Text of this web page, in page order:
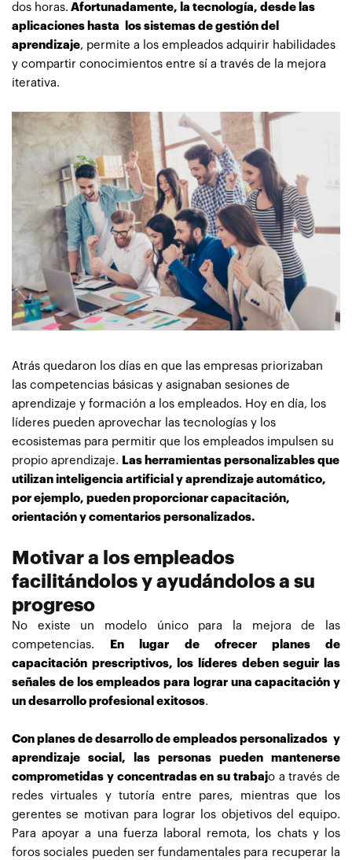
dos horas. Afortunadamente, la tecnología, desde las
aplicaciones hasta los sistemas de gestión del
aprendizaje, permite a los empleados adquirir habilidades
y compartir conocimientos entre sí a través de la mejora
iterativa.
Atrás quedaron los días en que las empresas priorizaban
las competencias básicas y asignaban sesiones de
aprendizaje y formación a los empleados. Hoy en día, los
líderes pueden aprovechar las tecnologías y los
ecosistemas para permitir que los empleados impulsen su
propio aprendizaje. Las herramientas personalizables que
utilizan inteligencia artificial y aprendizaje automático,
por ejemplo, pueden proporcionar capacitación,
orientación y comentarios personalizados.
Motivar a los empleados
facilitándolos y ayudándolos a su
progreso
No existe un modelo único para la mejora de las
competencias.
En lugar de ofrecer planes de
capacitación prescriptivos, los líderes deben seguir las
señales de los empleados para lograr una capacitación y
un desarrollo profesional exitosos.
Con planes de desarrollo de empleados personalizados y
aprendizaje social, las personas pueden mantenerse
comprometidas y concentradas en su trabajo a través de
redes virtuales y tutoría entre pares, mientras que los
gerentes se motivan para lograr los objetivos del equipo.
Para apoyar a una fuerza laboral remota, los chats y los
foros sociales pueden ser fundamentales para recuperar la